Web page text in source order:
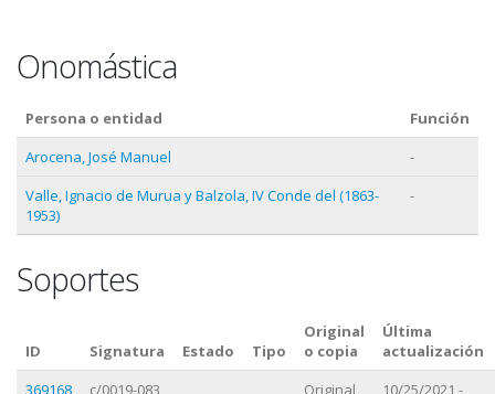
Onomástica
Persona o entidad
Función
Arocena, José Manuel
-
Valle, Ignacio de Murua y Balzola, IV Conde del (1863-
1953)
-
Soportes
ID Signatura Estado Tipo
Original
o copia
Última
actualización
369168
c/0019-083 Original
10/25/2021 -